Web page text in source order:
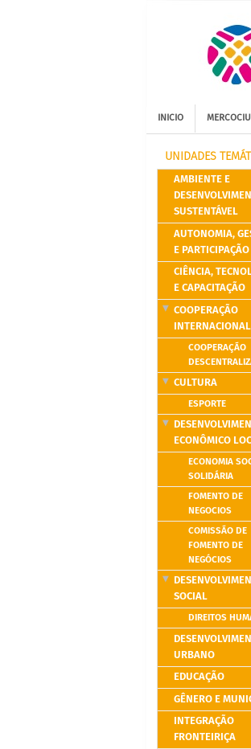
INICIO
UNIDADES
AMBIENTE E
SUSTENTÁVEL
AUTONOMIA,
E PARTICIPAÇÃO
CIÊNCIA,
E CAPACITAÇÃO
COOPERAÇÃO
INTERNACIONAL
COOPERAÇÃO
CULTURA
ESPORTE
ECONÔMICO
ECONOMIA
SOLIDÁRIA
FOMENTO DE
NEGOCIOS
COMISSÃO DE
FOMENTO DE
NEGÓCIOS
SOCIAL
DIREITOS
URBANO
EDUCAÇÃO
GÊNERO E
INTEGRAÇÃO
FRONTEIRIÇA